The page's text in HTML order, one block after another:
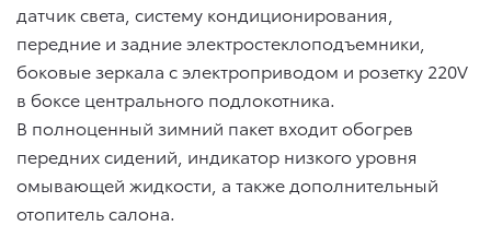
датчик света, систему кондиционирования,
передние и задние электростеклоподъемники,
боковые зеркала с электроприводом и розетку 220V
в боксе центрального подлокотника.
В полноценный зимний пакет входит обогрев
передних сидений, индикатор низкого уровня
омывающей жидкости, а также дополнительный
отопитель салона.